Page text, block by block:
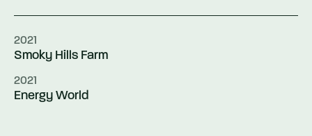
2021
Smoky Hills Farm
2021
Energy World